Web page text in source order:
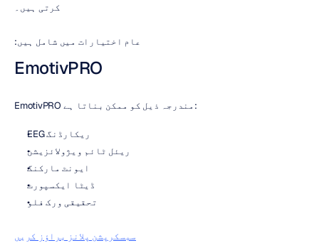
کرتی ہیں۔
عام اختیارات میں شامل ہیں:
EmotivPRO
EmotivPRO مندرجہ ذیل کو ممکن بناتا ہے:
EEG ریکارڈنگ
ریئل ٹائم ویژولائزیشن
ایونٹ مارکنگ
ڈیٹا ایکسپورٹ
تحقیقی ورک فلو
سبسکرپشن پلانز براؤز کریں